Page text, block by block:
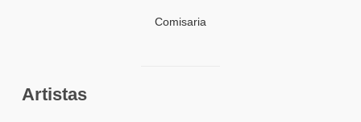
Comisaria
Artistas